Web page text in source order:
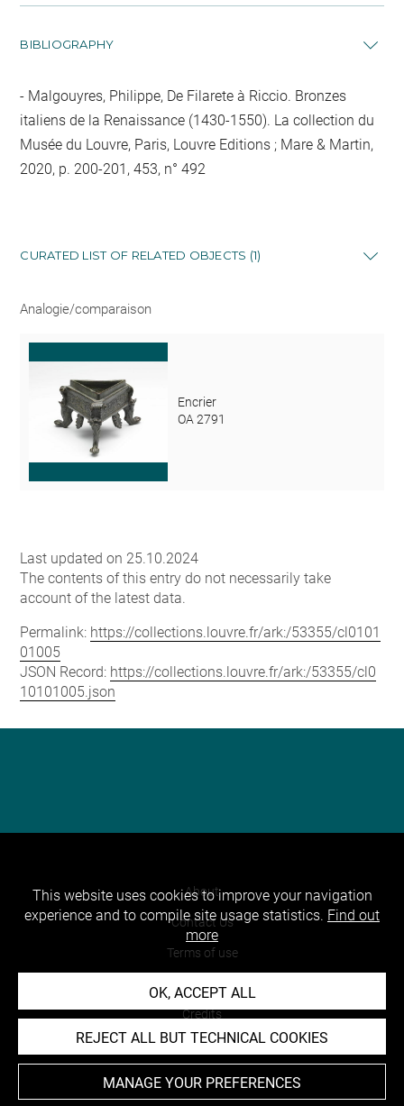
BIBLIOGRAPHY
Malgouyres, Philippe, De Filarete à Riccio. Bronzes
italiens de la Renaissance (1430-1550). La collection du
Musée du Louvre, Paris, Louvre Editions ; Mare & Martin,
2020, p. 200-201, 453, n° 492
CURATED LIST OF RELATED OBJECTS (1)
Analogie/comparaison
Encrier
OA 2791
Last updated on 25.10.2024
The contents of this entry do not necessarily take
account of the latest data.
Permalink: https://collections.louvre.fr/ark:/53355/cl0101
01005
JSON Record: https://collections.louvre.fr/ark:/53355/cl0
10101005.json
About
Contact Us
Terms of use
Credits
Accessibility : non compliant
This website uses cookies to improve your navigation
experience and to compile site usage statistics. Find out
more
OK, ACCEPT ALL
REJECT ALL BUT TECHNICAL COOKIES
MANAGE YOUR PREFERENCES